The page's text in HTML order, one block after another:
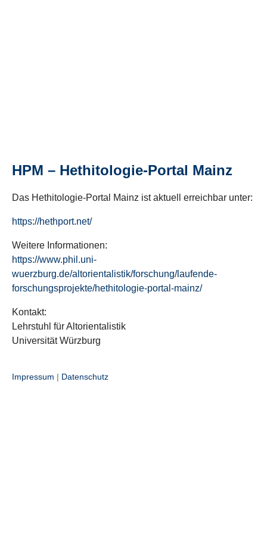
HPM – Hethitologie-Portal Mainz
Das Hethitologie-Portal Mainz ist aktuell erreichbar unter:
https://hethport.net/
Weitere Informationen:
https://www.phil.uni-
wuerzburg.de/altorientalistik/forschung/laufende-
forschungsprojekte/hethitologie-portal-mainz/
Kontakt:
Lehrstuhl für Altorientalistik
Universität Würzburg
Impressum | Datenschutz